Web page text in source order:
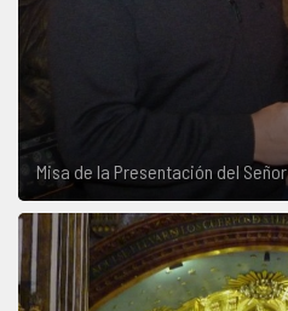
Misa de la Presentación del Señor